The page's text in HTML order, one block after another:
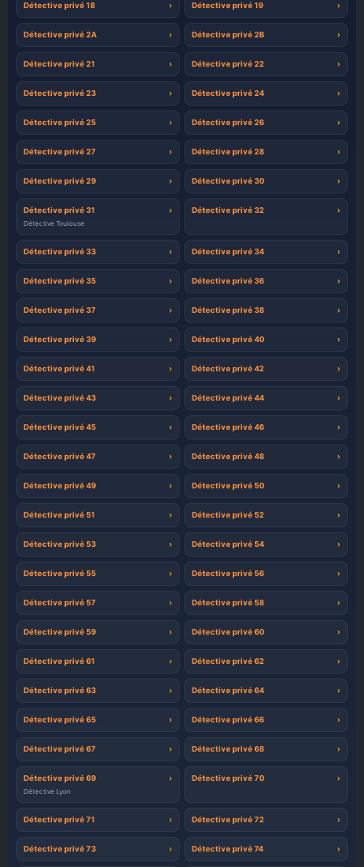
Détective privé 18 Détective privé 19
Détective privé 2A Détective privé 2B
Détective privé 21 Détective privé 22
Détective privé 23 Détective privé 24
Détective privé 25 Détective privé 26
Détective privé 27 Détective privé 28
Détective privé 29 Détective privé 30
Détective privé 31
Détective Toulouse
Détective privé 32
Détective privé 33 Détective privé 34
Détective privé 35 Détective privé 36
Détective privé 37 Détective privé 38
Détective privé 39 Détective privé 40
Détective privé 41 Détective privé 42
Détective privé 43 Détective privé 44
Détective privé 45 Détective privé 46
Détective privé 47 Détective privé 48
Détective privé 49 Détective privé 50
Détective privé 51 Détective privé 52
Détective privé 53 Détective privé 54
Détective privé 55 Détective privé 56
Détective privé 57 Détective privé 58
Détective privé 59 Détective privé 60
Détective privé 61 Détective privé 62
Détective privé 63 Détective privé 64
Détective privé 65 Détective privé 66
Détective privé 67 Détective privé 68
Détective privé 69
Détective Lyon
Détective privé 70
Détective privé 71 Détective privé 72
Détective privé 73 Détective privé 74